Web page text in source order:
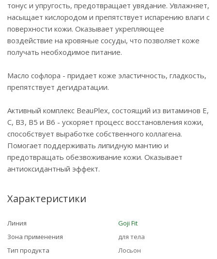
тонус и упругость, предотвращает увядание. Увлажняет,
насыщает кислородом и препятствует испарению влаги с
поверхности кожи. Оказывает укрепляющее
воздействие на кровяные сосуды, что позволяет коже
получать необходимое питание.
Масло софлора - придает коже эластичность, гладкость,
препятствует дегидратации.
Активный комплекс BeauPlex, состоящий из витаминов E,
C, B3, B5 и B6 - ускоряет процесс восстановления кожи,
способствует выработке собственного коллагена.
Помогает поддерживать липидную мантию и
предотвращать обезвоживание кожи. Оказывает
антиоксидантный эффект.
Характеристики
Линия
Goji Fit
Зона применения
для тела
Тип продукта
Лосьон